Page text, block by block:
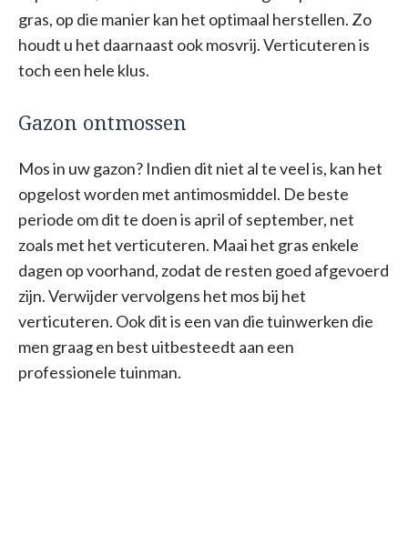
gras, op die manier kan het optimaal herstellen. Zo
houdt u het daarnaast ook mosvrij. Verticuteren is
toch een hele klus.
Gazon ontmossen
Mos in uw gazon? Indien dit niet al te veel is, kan het
opgelost worden met antimosmiddel. De beste
periode om dit te doen is april of september, net
zoals met het verticuteren. Maai het gras enkele
dagen op voorhand, zodat de resten goed afgevoerd
zijn. Verwijder vervolgens het mos bij het
verticuteren. Ook dit is een van die tuinwerken die
men graag en best uitbesteedt aan een
professionele tuinman.